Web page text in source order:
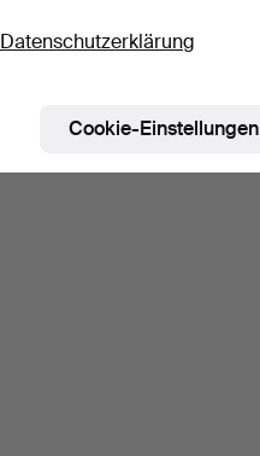
Datenschutzerklärung
Cookie-Einstellungen